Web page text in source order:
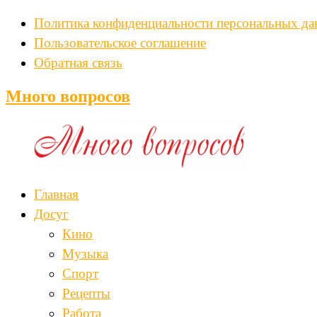
Политика конфиденциальности персональных
Пользовательское соглашение
Обратная связь
Много вопросов
Главная
Досуг
Кино
Музыка
Спорт
Рецепты
Работа